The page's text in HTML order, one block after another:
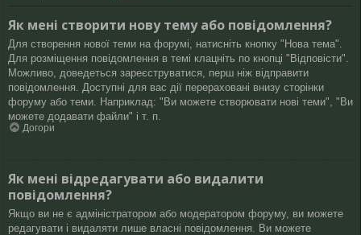
Як мені створити нову тему або повідомлення?
Для створення нової теми на форумі, натисніть кнопку "Нова тема".
Для розміщення повідомлення в темі клацніть по кнопці "Відповісти".
Можливо, доведеться зареєструватися, перш ніж відправити
повідомлення. Доступні для вас дії перераховані внизу сторінки
форуму або теми. Наприклад: "Ви можете створювати нові теми", "Ви
можете додавати файли" і т. п.
Догори
Як мені відредагувати або видалити
повідомлення?
Якщо ви не є адміністратором або модератором форуму, ви можете
редагувати і видаляти лише власні повідомлення. Ви можете